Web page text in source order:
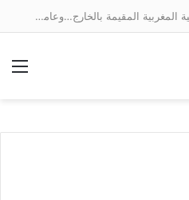
الحسيمة تتزين لاستقبال الجالية المغربية المقيمة بالخارج…وعامل الإقليم يتابع الأشغال ميدانياً